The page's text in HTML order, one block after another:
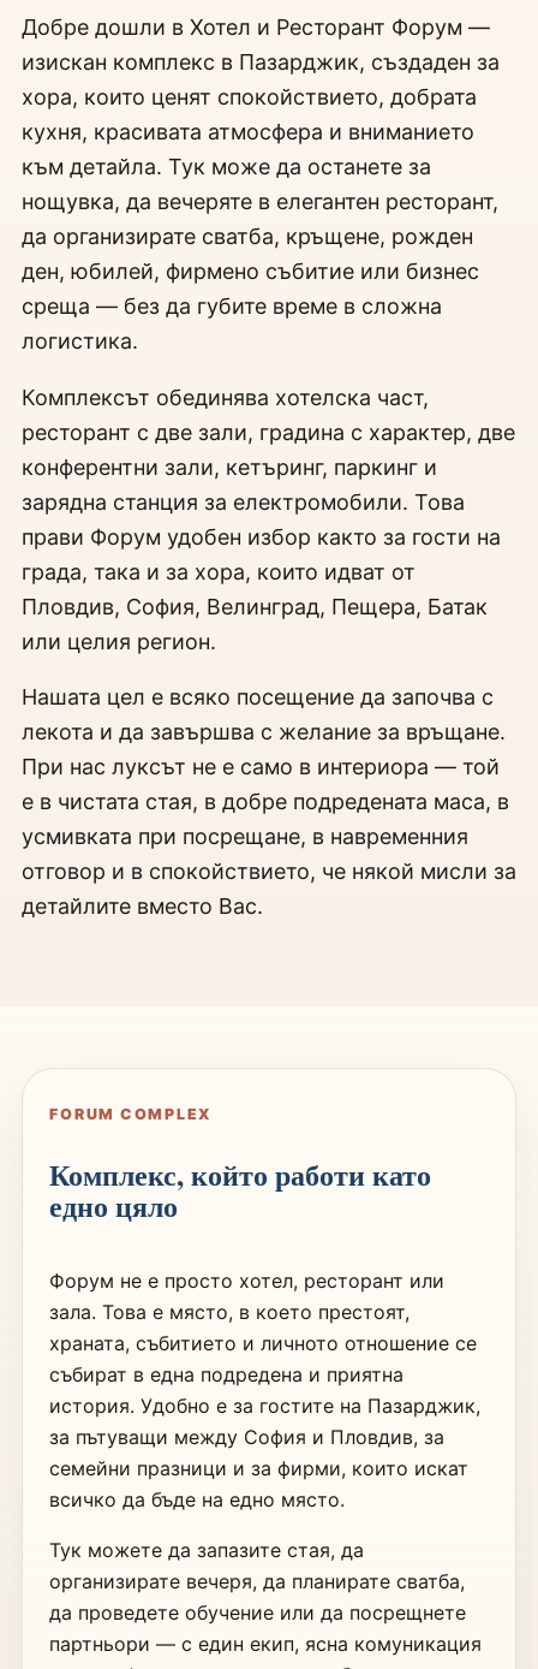
Добре дошли в Хотел и Ресторант Форум —
изискан комплекс в Пазарджик, създаден за
хора, които ценят спокойствието, добрата
кухня, красивата атмосфера и вниманието
към детайла. Тук може да останете за
нощувка, да вечеряте в елегантен ресторант,
да организирате сватба, кръщене, рожден
ден, юбилей, фирмено събитие или бизнес
среща — без да губите време в сложна
логистика.
Комплексът обединява хотелска част,
ресторант с две зали, градина с характер, две
конферентни зали, кетъринг, паркинг и
зарядна станция за електромобили. Това
прави Форум удобен избор както за гости на
града, така и за хора, които идват от
Пловдив, София, Велинград, Пещера, Батак
или целия регион.
Нашата цел е всяко посещение да започва с
лекота и да завършва с желание за връщане.
При нас луксът не е само в интериора — той
е в чистата стая, в добре подредената маса, в
усмивката при посрещане, в навременния
отговор и в спокойствието, че някой мисли за
детайлите вместо Вас.
FORUM COMPLEX
Комплекс, който работи като
едно цяло
Форум не е просто хотел, ресторант или
зала. Това е място, в което престоят,
храната, събитието и личното отношение се
събират в една подредена и приятна
история. Удобно е за гостите на Пазарджик,
за пътуващи между София и Пловдив, за
семейни празници и за фирми, които искат
всичко да бъде на едно място.
Тук можете да запазите стая, да
организирате вечеря, да планирате сватба,
да проведете обучение или да посрещнете
партньори — с един екип, ясна комуникация